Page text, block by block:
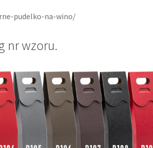
pudelko-na-wino/
nr wzoru.